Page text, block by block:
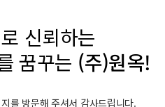
신뢰하는
꿈꾸는 (주)원옥!
를 방문해 주셔서 감사드립니다.